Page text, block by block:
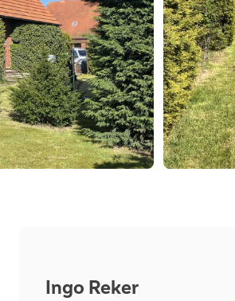
Ingo Reker